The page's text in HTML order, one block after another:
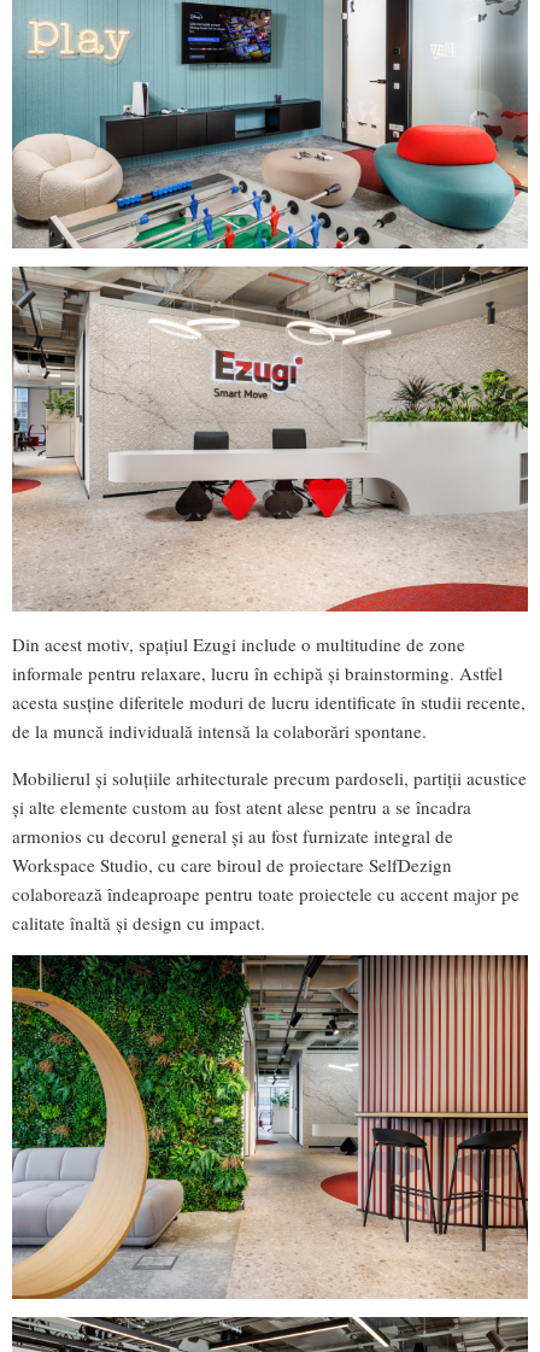
Din acest motiv, spațiul Ezugi include o multitudine de zone
informale pentru relaxare, lucru în echipă și brainstorming. Astfel
acesta susține diferitele moduri de lucru identificate în studii recente,
de la muncă individuală intensă la colaborări spontane.
Mobilierul și soluțiile arhitecturale precum pardoseli, partiții acustice
și alte elemente custom au fost atent alese pentru a se încadra
armonios cu decorul general și au fost furnizate integral de
Workspace Studio, cu care biroul de proiectare SelfDezign
colaborează îndeaproape pentru toate proiectele cu accent major pe
calitate înaltă și design cu impact.